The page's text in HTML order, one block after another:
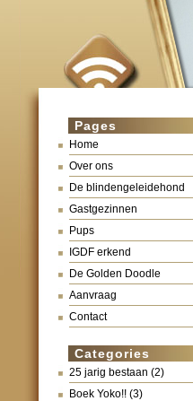
Pages
Home
Over ons
De blindengeleidehond
Gastgezinnen
Pups
IGDF erkend
De Golden Doodle
Aanvraag
Contact
Categories
25 jarig bestaan (2)
Boek Yoko!! (3)